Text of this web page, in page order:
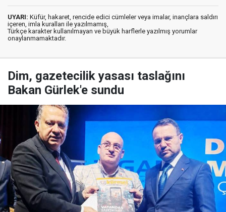
UYARI: Küfür, hakaret, rencide edici cümleler veya imalar, inançlara saldırı
içeren, imla kuralları ile yazılmamış,
Türkçe karakter kullanılmayan ve büyük harflerle yazılmış yorumlar
onaylanmamaktadır.
Dim, gazetecilik yasası taslağını
Bakan Gürlek'e sundu